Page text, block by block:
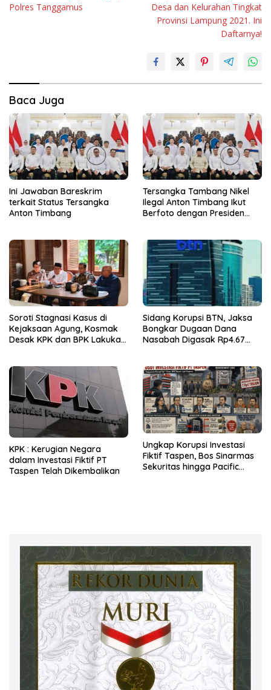
Polres Tanggamus
Desa dan Kelurahan Tingkat
Provinsi Lampung 2021. Ini
Daftarnya!
Baca Juga
Ini Jawaban Bareskrim
terkait Status Tersangka
Anton Timbang
Tersangka Tambang Nikel
Ilegal Anton Timbang Ikut
Berfoto dengan Presiden
Soroti Stagnasi Kasus di
Kejaksaan Agung, Kosmak
Desak KPK dan BPK Lakukan
Sidang Korupsi BTN, Jaksa
Bongkar Dugaan Dana
Nasabah Digasak Rp4.67
KPK : Kerugian Negara
dalam Investasi Fiktif PT
Taspen Telah Dikembalikan
Ungkap Korupsi Investasi
Fiktif Taspen, Bos Sinarmas
Sekuritas hingga Pacific